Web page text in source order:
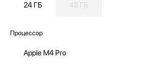
24 ГБ 48 ГБ
Процессор
Apple M4 Pro